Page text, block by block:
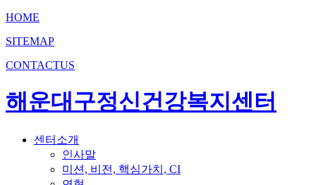
HOME
SITEMAP
CONTACTUS
해운대구정신건강복지센터
센터소개
인사말
미션, 비전, 핵심가치, CI